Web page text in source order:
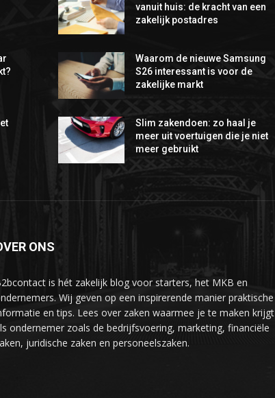
vanuit huis: de kracht van een
zakelijk postadres
Waarom de nieuwe Samsung
S26 interessant is voor de
zakelijke markt
Slim zakendoen: zo haal je
meer uit voertuigen die je niet
meer gebruikt
ONS
is hét zakelijk blog voor starters, het MKB en
Wij geven op een inspirerende manier praktische
en tips. Lees over zaken waarmee je te maken krijgt
ondernemer zoals de bedrijfsvoering, marketing, financiële
juridische zaken en personeelszaken.